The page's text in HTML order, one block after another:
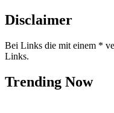
Disclaimer
Bei Links die mit einem *
Links.
Trending Now